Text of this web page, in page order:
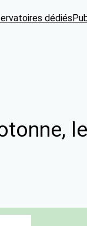
dédiés